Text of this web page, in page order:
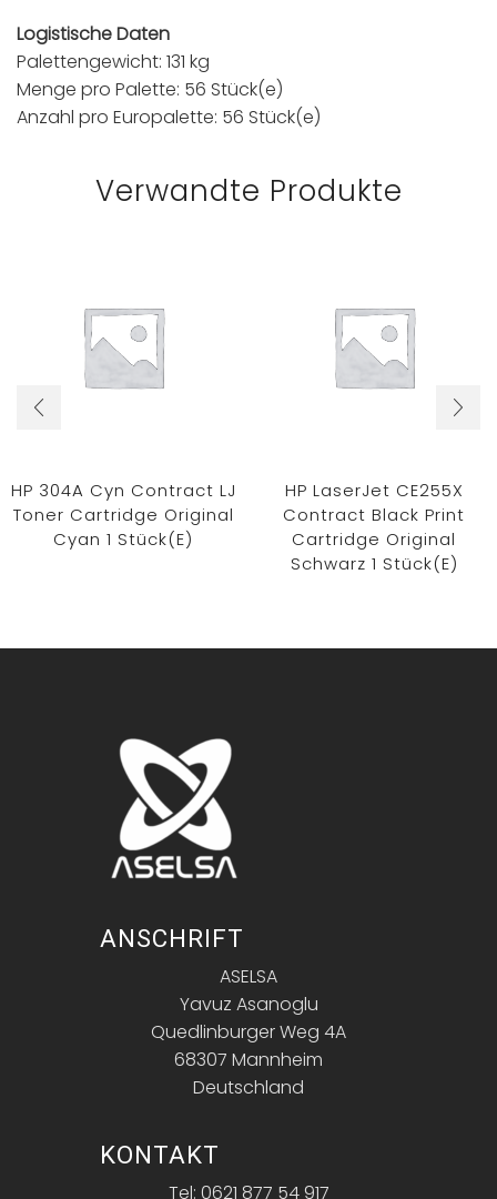
Logistische Daten
Palettengewicht: 131 kg
Menge pro Palette: 56 Stück(e)
Anzahl pro Europalette: 56 Stück(e)
Verwandte Produkte
HP 304A Cyn Contract LJ
Toner Cartridge Original
Cyan 1 Stück(e)
HP LaserJet CE255X
Contract Black Print
Cartridge Original
Schwarz 1 Stück(e)
ANSCHRIFT
ASELSA
Yavuz Asanoglu
Quedlinburger Weg 4A
68307 Mannheim
Deutschland
KONTAKT
Tel: 0621 877 54 917